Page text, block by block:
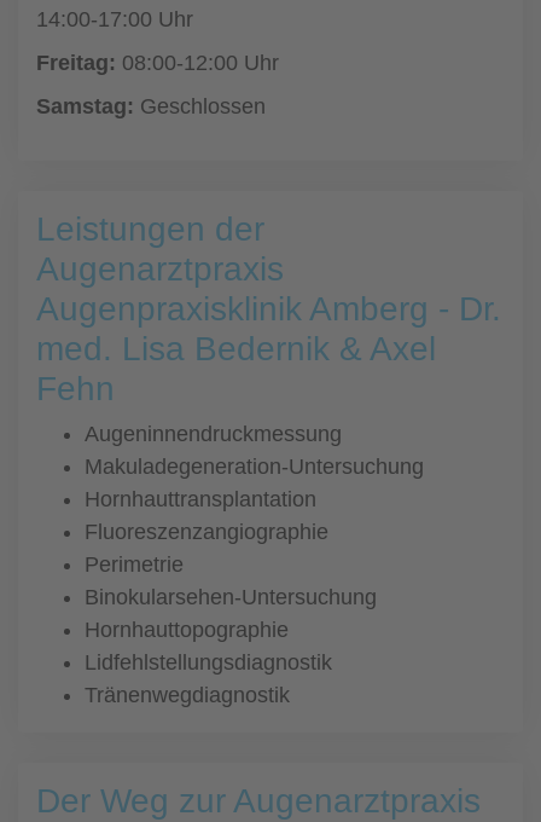
14:00-17:00 Uhr
Freitag: 08:00-12:00 Uhr
Samstag: Geschlossen
Leistungen der
Augenarztpraxis
Augenpraxisklinik Amberg - Dr.
med. Lisa Bedernik & Axel
Fehn
Augeninnendruckmessung
Makuladegeneration-Untersuchung
Hornhauttransplantation
Fluoreszenzangiographie
Perimetrie
Binokularsehen-Untersuchung
Hornhauttopographie
Lidfehlstellungsdiagnostik
Tränenwegdiagnostik
Der Weg zur Augenarztpraxis